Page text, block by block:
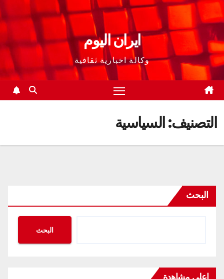
ايران اليوم
وكالة اخبارية ثقافية
التصنيف: السياسية
البحث
البحث